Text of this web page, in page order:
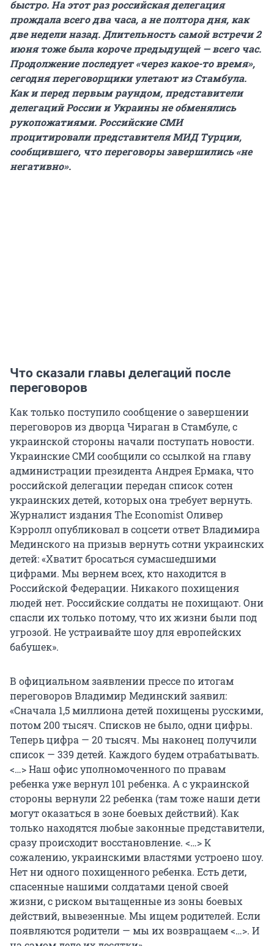
быстро. На этот раз российская делегация
прождала всего два часа, а не полтора дня, как
две недели назад. Длительность самой встречи 2
июня тоже была короче предыдущей — всего час.
Продолжение последует «через какое-то время»,
сегодня переговорщики улетают из Стамбула.
Как и перед первым раундом, представители
делегаций России и Украины не обменялись
рукопожатиями. Российские СМИ
процитировали представителя МИД Турции,
сообщившего, что переговоры завершились «не
негативно».
Что сказали главы делегаций после
переговоров
Как только поступило сообщение о завершении
переговоров из дворца Чираган в Стамбуле, с
украинской стороны начали поступать новости.
Украинские СМИ сообщили со ссылкой на главу
администрации президента Андрея Ермака, что
российской делегации передан список сотен
украинских детей, которых она требует вернуть.
Журналист издания The Economist Оливер
Кэрролл опубликовал в соцсети ответ Владимира
Мединского на призыв вернуть сотни украинских
детей: «Хватит бросаться сумасшедшими
цифрами. Мы вернем всех, кто находится в
Российской Федерации. Никакого похищения
людей нет. Российские солдаты не похищают. Они
спасли их только потому, что их жизни были под
угрозой. Не устраивайте шоу для европейских
бабушек».
В официальном заявлении прессе по итогам
переговоров Владимир Мединский заявил:
«Сначала 1,5 миллиона детей похищены русскими,
потом 200 тысяч. Списков не было, одни цифры.
Теперь цифра — 20 тысяч. Мы наконец получили
список — 339 детей. Каждого будем отрабатывать.
<…> Наш офис уполномоченного по правам
ребенка уже вернул 101 ребенка. А с украинской
стороны вернули 22 ребенка (там тоже наши дети
могут оказаться в зоне боевых действий). Как
только находятся любые законные представители,
сразу происходит восстановление. <…> К
сожалению, украинскими властями устроено шоу.
Нет ни одного похищенного ребенка. Есть дети,
спасенные нашими солдатами ценой своей
жизни, с риском вытащенные из зоны боевых
действий, вывезенные. Мы ищем родителей. Если
появляются родители — мы их возвращаем <…>. И